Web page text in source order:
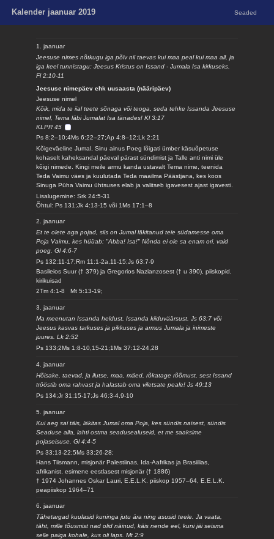
Kalender jaanuar 2019 Seaded
1. jaanuar
Jeesuse nimes nõtkugu iga põlv nii taevas kui maa peal kui maa all, ja
iga keel tunnistagu: Jeesus Kristus on Issand - Jumala Isa kirkuseks.
Fl 2:10-11
Jeesuse nimepäev ehk uusaasta (nääripäev)
Jeesuse nimel
Kõik, mida te iial teete sõnaga või teoga, seda tehke Issanda Jeesuse
nimel, Tema läbi Jumalat Isa tänades! Kl 3:17
KLPR 45
Ps 8:2–10;4Ms 6:22–27;Ap 4:8–12;Lk 2:21
Kõigeväeline Jumal, Sinu ainus Poeg lõigati ümber käsuõpetuse
kohaselt kaheksandal päeval pärast sündimist ja Talle anti nimi üle
kõigi nimede. Kingi meile armu kanda ustavalt Tema nime, teenida
Teda Vaimu väes ja kuulutada Teda maailma Päästjana, kes koos
Sinuga Püha Vaimu ühtsuses elab ja valitseb igavesest ajast igavesti.
Lisalugemine: Srk 24:5-31
Õhtul: Ps 131;Jk 4:13-15 või 1Ms 17:1–8
2. jaanuar
Et te olete aga pojad, siis on Jumal läkitanud teie südamesse oma
Poja Vaimu, kes hüüab: "Abba! Isa!" Nõnda ei ole sa enam ori, vaid
poeg. Gl 4:6-7
Ps 132:11-17;Rm 11:1-2a,11-15;Js 63:7-9
Basileios Suur († 379) ja Gregorios Nazianzosest († u 390), piiskopid,
kirikuisad
2Tm 4:1-8 Mt 5:13-19;
3. jaanuar
Ma meenutan Issanda heldust, Issanda kiiduväärsust. Js 63:7 või
Jeesus kasvas tarkuses ja pikkuses ja armus Jumala ja inimeste
juures. Lk 2:52
Ps 133;2Ms 1:8-10,15-21;1Ms 37:12-24,28
4. jaanuar
Hõisake, taevad, ja ilutse, maa, mäed, rõkatage rõõmust, sest Issand
trööstib oma rahvast ja halastab oma viletsate peale! Js 49:13
Ps 134;Jr 31:15-17;Js 46:3-4,9-10
5. jaanuar
Kui aeg sai täis, läkitas Jumal oma Poja, kes sündis naisest, sündis
Seaduse alla, lahti ostma seadusealuseid, et me saaksime
pojaseisuse. Gl 4:4-5
Ps 33:13-22;5Ms 33:26-28;
Hans Tiismann, misjonär Palestiinas, Ida-Aafrikas ja Brasiilias,
afrikanist, esimene eestlasest misjonär († 1886)
† 1974 Johannes Oskar Lauri, E.E.L.K. piiskop 1957–64, E.E.L.K.
peapiiskop 1964–71
6. jaanuar
Tähetargad kuulasid kuninga jutu ära ning asusid teele. Ja vaata,
täht, mille tõusmist nad olid näinud, käis nende eel, kuni jäi seisma
selle paiga kohale, kus oli laps. Mt 2:9